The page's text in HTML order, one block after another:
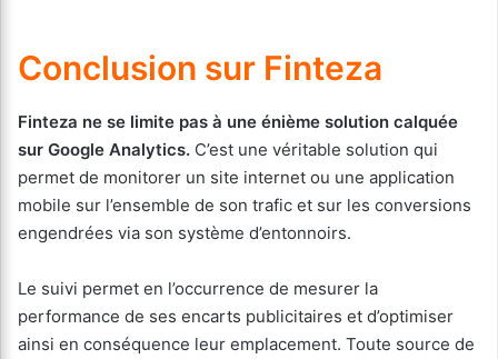
Conclusion sur Finteza
Finteza ne se limite pas à une énième solution calquée
sur Google Analytics. C’est une véritable solution qui
permet de monitorer un site internet ou une application
mobile sur l’ensemble de son trafic et sur les conversions
engendrées via son système d’entonnoirs.
Le suivi permet en l’occurrence de mesurer la
performance de ses encarts publicitaires et d’optimiser
ainsi en conséquence leur emplacement. Toute source de